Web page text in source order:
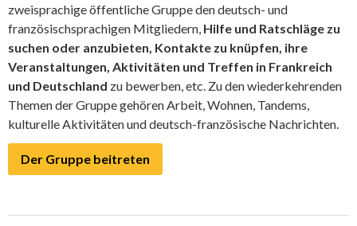
zweisprachige öffentliche Gruppe den deutsch- und
französischsprachigen Mitgliedern, Hilfe und Ratschläge zu
suchen oder anzubieten, Kontakte zu knüpfen, ihre
Veranstaltungen, Aktivitäten und Treffen in Frankreich
und Deutschland zu bewerben, etc. Zu den wiederkehrenden
Themen der Gruppe gehören Arbeit, Wohnen, Tandems,
kulturelle Aktivitäten und deutsch-französische Nachrichten.
Der Gruppe beitreten